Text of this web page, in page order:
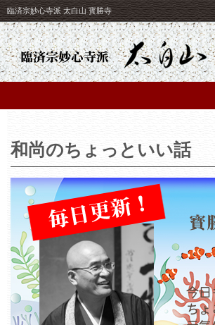
臨済宗妙心寺派 太白山 寳勝寺
和尚のちょっといい話